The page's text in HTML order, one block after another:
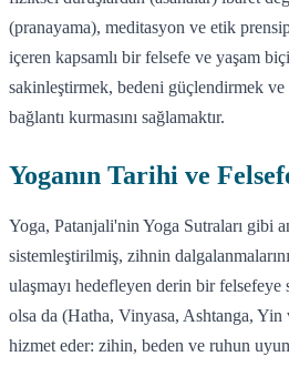
(pranayama), meditasyon ve etik
içeren kapsamlı bir felsefe ve yaşam
sakinleştirmek, bedeni güçlendirmek
bağlantı kurmasını sağlamaktır.
Yoganın Tarihi ve
Yoga, Patanjali'nin Yoga Sutraları gibi
sistemleştirilmiş, zihnin
ulaşmayı hedefleyen derin bir
olsa da (Hatha, Vinyasa, Ashtanga, Yin
hizmet eder: zihin, beden ve ruhun